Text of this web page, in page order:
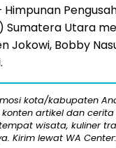
Himpunan
Sumatera Utara
Jokowi, Bobby
kota/kabupaten
artikel dan
wisata, kuliner
Kirim lewat WA Center: